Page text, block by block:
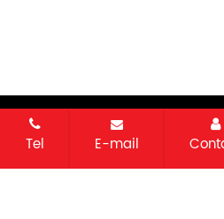
Direitos autorais © 2026
Technology Co., Ltd. Todos os
Tel E-mail